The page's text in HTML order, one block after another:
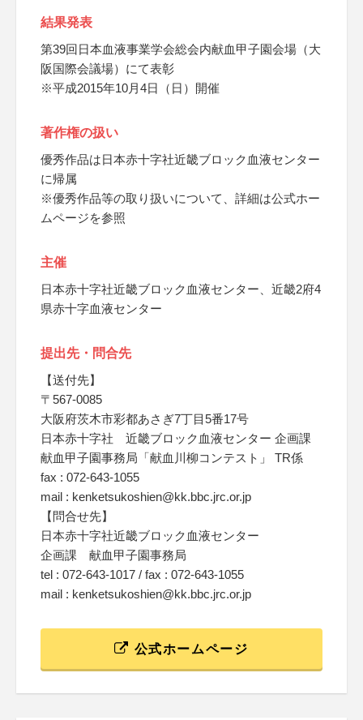
結果発表
第39回日本血液事業学会総会内献血甲子園会場（大
阪国際会議場）にて表彰
※平成2015年10月4日（日）開催
著作権の扱い
優秀作品は日本赤十字社近畿ブロック血液センター
に帰属
※優秀作品等の取り扱いについて、詳細は公式ホー
ムページを参照
主催
日本赤十字社近畿ブロック血液センター、近畿2府4
県赤十字血液センター
提出先・問合先
【送付先】
〒567-0085
大阪府茨木市彩都あさぎ7丁目5番17号
日本赤十字社 近畿ブロック血液センター 企画課
献血甲子園事務局「献血川柳コンテスト」 TR係
fax : 072-643-1055
mail : kenketsukoshien@kk.bbc.jrc.or.jp
【問合せ先】
日本赤十字社近畿ブロック血液センター
企画課 献血甲子園事務局
tel : 072-643-1017 / fax : 072-643-1055
mail : kenketsukoshien@kk.bbc.jrc.or.jp
公式ホームページ